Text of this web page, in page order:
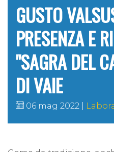
GUSTO
PRESENZA E
"SAGRA DEL
DI VAIE
06 mag 2022